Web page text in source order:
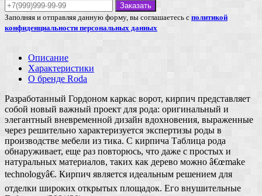
Заказать
Заполняя и отправляя данную форму, вы соглашаетесь с политикой
конфиденциальности персональных данных
Описание
Характеристики
О бренде Roda
Разработанный Гордоном каркас ворот, кирпич представляет
собой новый важный проект для рода: оригинальный и
элегантный вневременной дизайн вдохновения, выраженные
через решительно характеризуется экспертизы роды в
производстве мебели из тика. С кирпича Таблица рода
обнаруживает, еще раз повторюсь, что даже с простых и
натуральных материалов, таких как дерево можно â€œmake
technologyâ€. Кирпич является идеальным решением для
отделки широких открытых площадок. Его внушительные